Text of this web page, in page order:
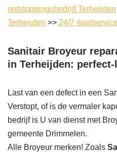
ontstoppingsbedrijf Terheijden
Terheijden >> 24/7
Sanitair Broyeur
in Terheijden:
Last van een defect in een
Verstopt, of is de vermaler
bedrijf is U van dienst met
gemeente Drimmelen.
Alle Broyeur merken! Zoals